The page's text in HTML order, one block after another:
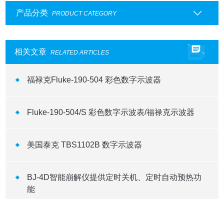
产品分类 PRODUCT CATEGORY
相关文章 RELATED ARTICLES
福禄克Fluke-190-504 彩色数字示波器
Fluke-190-504/S 彩色数字示波表/福禄克示波器
美国泰克 TBS1102B 数字示波器
BJ-4D智能崩解仪提供定时关机、定时自动预热功
能